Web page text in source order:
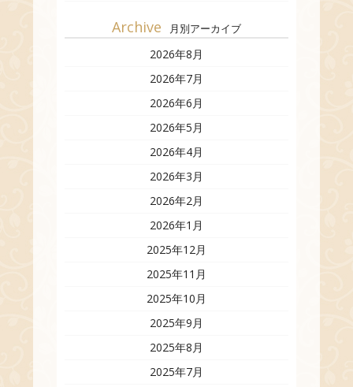
Archive 月別アーカイブ
2026年8月
2026年7月
2026年6月
2026年5月
2026年4月
2026年3月
2026年2月
2026年1月
2025年12月
2025年11月
2025年10月
2025年9月
2025年8月
2025年7月